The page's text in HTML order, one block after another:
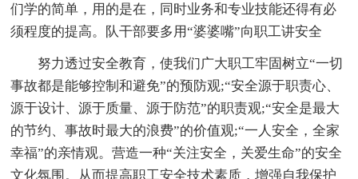
们学的简单，用的是在，同时业务和专业技能还得有必
须程度的提高。队干部要多用“婆婆嘴”向职工讲安全
努力透过安全教育，使我们广大职工牢固树立“一切
事故都是能够控制和避免”的预防观;“安全源于职责心、
源于设计、源于质量、源于防范”的职责观;“安全是最大
的节约、事故时最大的浪费”的价值观;“一人安全，全家
幸福”的亲情观。营造一种“关注安全，关爱生命”的安全
文化氛围。从而提高职工安全技术素质，增强自我保护